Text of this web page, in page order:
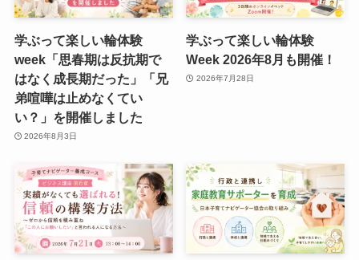
学ぶって楽しい輪体験
week「思春期は反抗期で
はなく成長期だった」「兄
弟喧嘩は止めなくてい
い？」を開催しました
2026年8月3日
学ぶって楽しい輪体験
Week 2026年8月も開催！
2026年7月28日